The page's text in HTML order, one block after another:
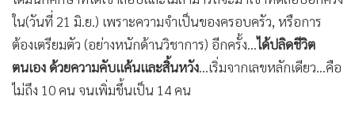
ใน(วันที่ 21 มิ.ย.) เพราะความจำเป็นของครอบครัว, หรือการ
ต้องเตรียมตัว (อย่างหนักด้านวิชาการ) อีกครั้ง...ได้ปลิดชีวิต
ตนเอง ด้วยความคับแค้นและสิ้นหวัง...เริ่มจากเลขหลักเดียว...คือ
ไม่ถึง 10 คน จนเพิ่มขึ้นเป็น 14 คน